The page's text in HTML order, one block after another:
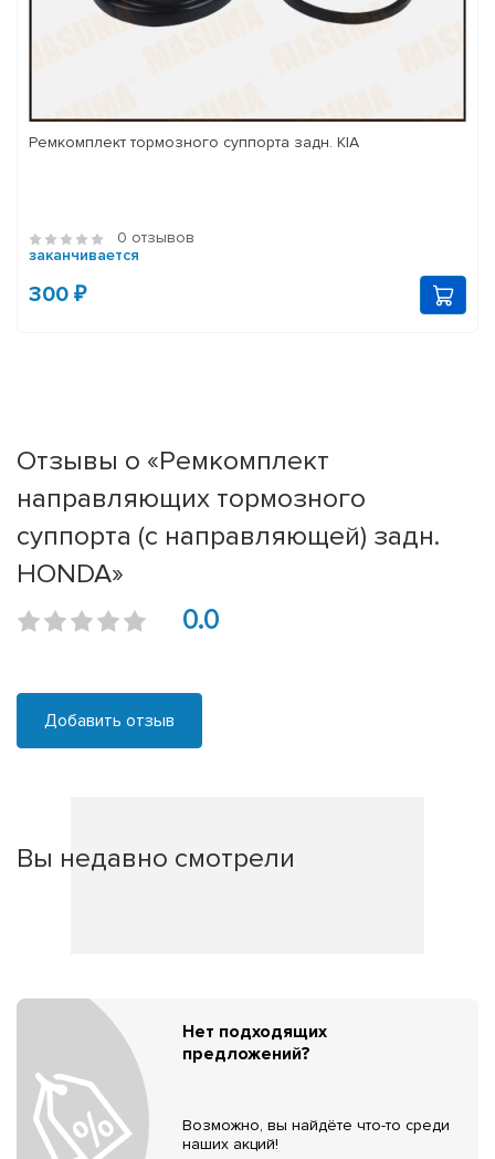
Ремкомплект тормозного суппорта задн. KIA
0 отзывов
заканчивается
300 ₽
Отзывы о «Ремкомплект
направляющих тормозного
суппорта (с направляющей) задн.
HONDA»
0.0
Добавить отзыв
Вы недавно смотрели
Нет подходящих
предложений?
Возможно, вы найдёте что-то среди
наших акций!